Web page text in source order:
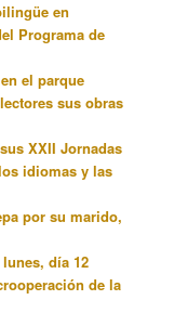
en
Programa de
el parque
sus obras
XXII Jornadas
idiomas y las
por su marido,
día 12
de la